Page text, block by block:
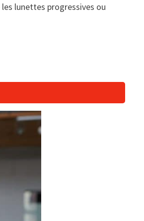
lunettes progressives ou